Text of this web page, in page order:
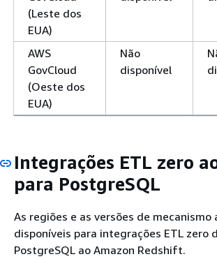
(Leste dos
EUA)
AWS
GovCloud
(Oeste dos
EUA)
Não
disponível
Integrações ETL zero
para PostgreSQL
As regiões e as versões de mecanismo
disponíveis para integrações ETL zero
PostgreSQL ao Amazon Redshift.